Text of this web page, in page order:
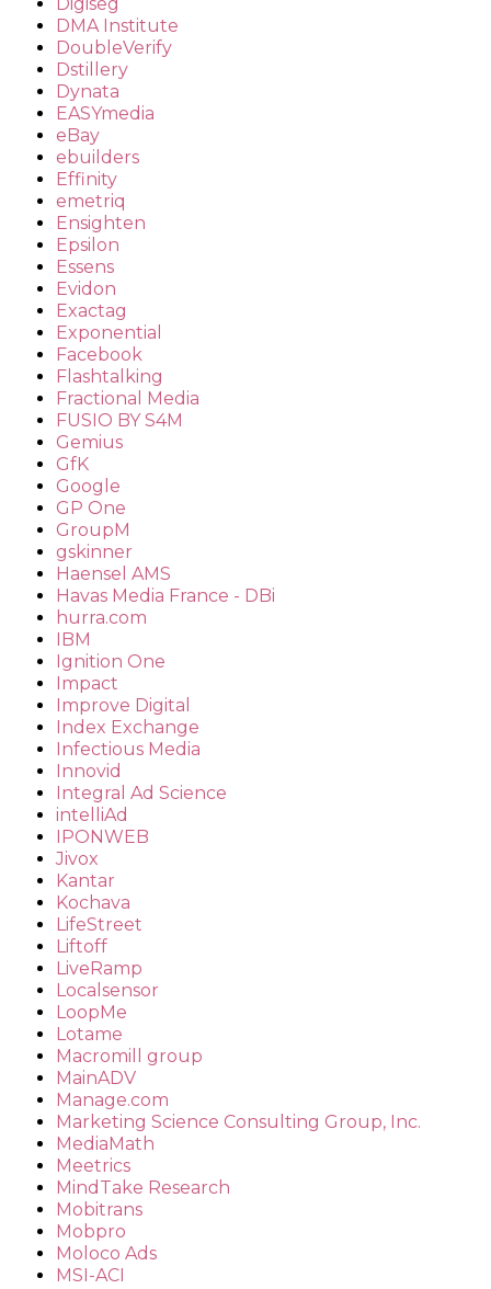
DMA Institute
DoubleVerify
Dstillery
Dynata
EASYmedia
eBay
ebuilders
Effinity
emetriq
Ensighten
Epsilon
Essens
Evidon
Exactag
Exponential
Facebook
Flashtalking
Fractional Media
FUSIO BY S4M
Gemius
GfK
Google
GP One
GroupM
gskinner
Haensel AMS
Havas Media France - DBi
hurra.com
IBM
Ignition One
Impact
Improve Digital
Index Exchange
Infectious Media
Innovid
Integral Ad Science
intelliAd
IPONWEB
Jivox
Kantar
Kochava
LifeStreet
Liftoff
LiveRamp
Localsensor
LoopMe
Lotame
Macromill group
MainADV
Manage.com
Marketing Science Consulting Group, Inc.
MediaMath
Meetrics
MindTake Research
Mobitrans
Mobpro
Moloco Ads
MSI-ACI